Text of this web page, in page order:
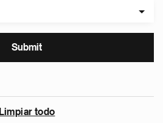
Limpiar todo